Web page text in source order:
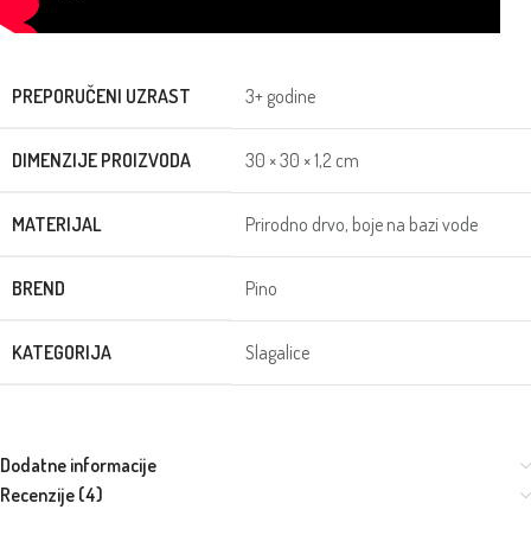
PREPORUČENI UZRAST 3+ godine
DIMENZIJE PROIZVODA 30 × 30 × 1,2 cm
MATERIJAL Prirodno drvo, boje na bazi vode
BREND Pino
KATEGORIJA Slagalice
Dodatne informacije
Recenzije (4)